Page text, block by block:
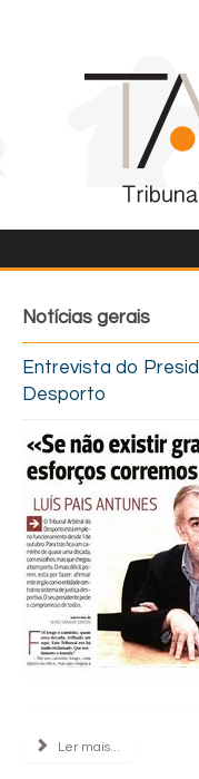
Notícias gerais
Entrevista do
Desporto
Ler mais...